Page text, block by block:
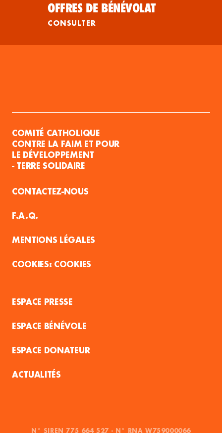
OFFRES DE BÉNÉVOLAT
CONSULTER
COMITÉ CATHOLIQUE
CONTRE LA FAIM ET POUR
LE DÉVELOPPEMENT
- TERRE SOLIDAIRE
CONTACTEZ-NOUS
F.A.Q.
MENTIONS LÉGALES
COOKIES
ESPACE PRESSE
ESPACE BÉNÉVOLE
ESPACE DONATEUR
ACTUALITÉS
N° SIREN 775 664 527 - N° RNA W759000066